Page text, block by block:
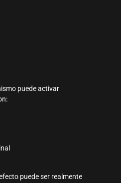
puede activar
puede ser realmente